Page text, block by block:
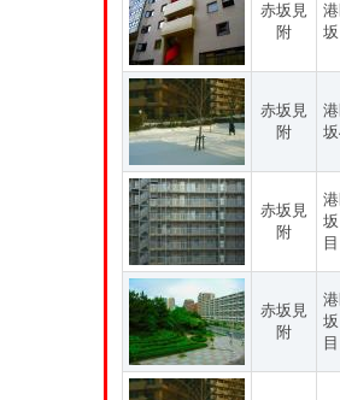
赤坂見
附
赤坂見
附
赤坂見
附
目
赤坂見
附
目